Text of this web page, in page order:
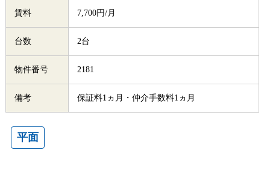
賃料 7,700円/月
台数 2台
物件番号 2181
備考 保証料1ヵ月・仲介手数料1ヵ月
平面